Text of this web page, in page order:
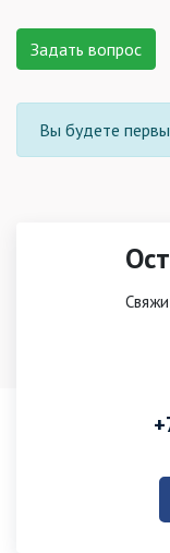
Задать вопрос
Вы будете